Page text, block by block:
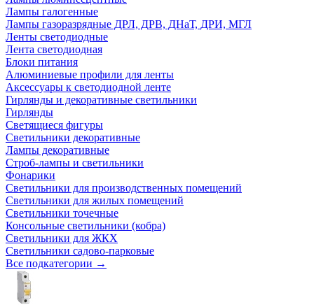
Лампы галогенные
Лампы газоразрядные ДРЛ, ДРВ, ДНаТ, ДРИ, МГЛ
Ленты светодиодные
Лента светодиодная
Блоки питания
Алюминиевые профили для ленты
Аксессуары к светодиодной ленте
Гирлянды и декоративные светильники
Гирлянды
Светящиеся фигуры
Светильники декоративные
Лампы декоративные
Строб-лампы и светильники
Фонарики
Светильники для производственных помещений
Светильники для жилых помещений
Светильники точечные
Консольные светильники (кобра)
Светильники для ЖКХ
Светильники садово-парковые
Все подкатегории →